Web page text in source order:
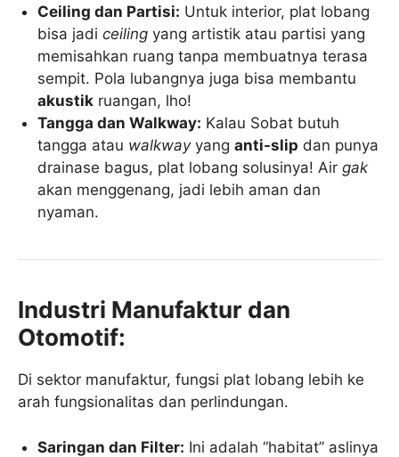
Ceiling dan Partisi: Untuk interior, plat lobang
bisa jadiceiling yang artistik atau partisi yang
memisahkan ruang tanpa membuatnya terasa
sempit. Pola lubangnya juga bisa membantu
akustik ruangan, lho!
Tangga dan Walkway: Kalau Sobat butuh
tangga atau walkwayyanganti-slip dan punya
drainase bagus, plat lobang solusinya! Airgak
akan menggenang, jadi lebih aman dan
nyaman.
Industri Manufaktur dan
Otomotif:
Di sektor manufaktur, fungsi plat lobang lebih ke
arah fungsionalitas dan perlindungan.
Saringan dan Filter: Ini adalah “habitat” aslinya